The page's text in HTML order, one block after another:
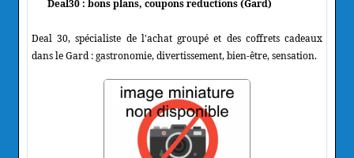
Deal30 : bons plans, coupons reductions (Gard)
Deal 30, spécialiste de l'achat groupé et des coffrets cadeaux
dans le Gard : gastronomie, divertissement, bien-être, sensation.